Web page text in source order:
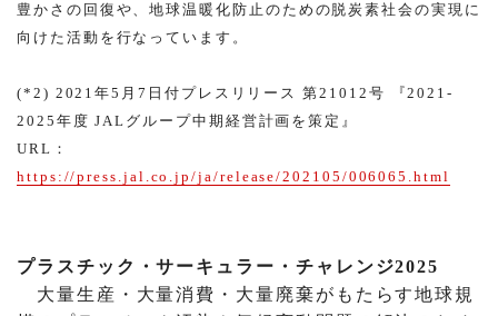
豊かさの回復や、地球温暖化防止のための脱炭素社会の実現に
向けた活動を行なっています。
(*2) 2021年5月7日付プレスリリース 第21012号 『2021-
2025年度 JALグループ中期経営計画を策定』
URL：
https://press.jal.co.jp/ja/release/202105/006065.html
プラスチック・サーキュラー・チャレンジ2025
大量生産・大量消費・大量廃棄がもたらす地球規